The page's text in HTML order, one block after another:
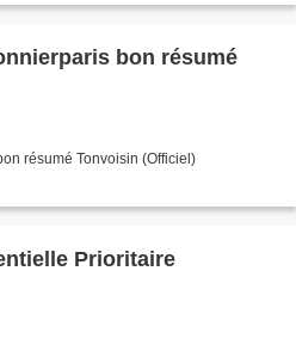
bon résumé
résumé Tonvoisin (Officiel)
Prioritaire